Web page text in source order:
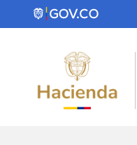
Saltar al contenido principal